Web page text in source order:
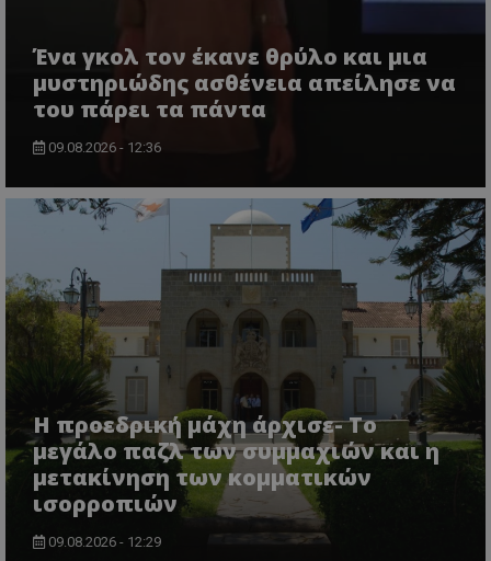
Ένα γκολ τον έκανε θρύλο και μια
μυστηριώδης ασθένεια απείλησε να
του πάρει τα πάντα
09.08.2026 - 12:36
Η προεδρική μάχη άρχισε- Το
μεγάλο παζλ των συμμαχιών και η
μετακίνηση των κομματικών
ισορροπιών
09.08.2026 - 12:29